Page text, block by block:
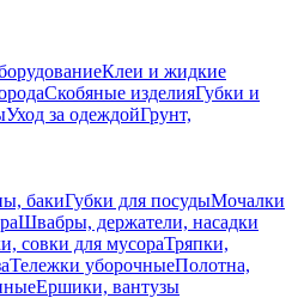
Клеи и жидкие
Скобяные изделияГубки и
Уход за одеждойГрунт,
бакиГубки для посудыМочалки
Швабры, держатели, насадки
совки для мусораТряпки,
Тележки уборочныеПолотна,
Ершики, вантузы